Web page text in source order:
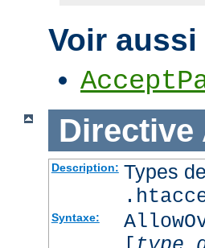
Voir aussi
Directive
Description: Types
Syntaxe: